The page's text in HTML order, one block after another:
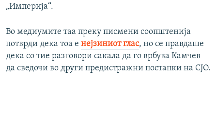
„Империја“.
Во медиумите таа преку писмени соопштенија
потврди дека тоа е нејзиниот глас, но се правдаше
дека со тие разговори сакала да го врбува Камчев
да сведочи во други предистражни постапки на СЈО.